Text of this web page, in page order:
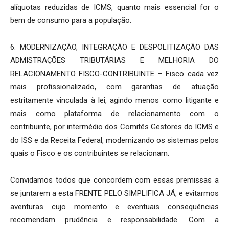
alíquotas reduzidas de ICMS, quanto mais essencial for o
bem de consumo para a população.
6. MODERNIZAÇÃO, INTEGRAÇÃO E DESPOLITIZAÇÃO DAS
ADMISTRAÇÕES TRIBUTÁRIAS E MELHORIA DO
RELACIONAMENTO FISCO-CONTRIBUINTE – Fisco cada vez
mais profissionalizado, com garantias de atuação
estritamente vinculada à lei, agindo menos como litigante e
mais como plataforma de relacionamento com o
contribuinte, por intermédio dos Comitês Gestores do ICMS e
do ISS e da Receita Federal, modernizando os sistemas pelos
quais o Fisco e os contribuintes se relacionam.
Convidamos todos que concordem com essas premissas a
se juntarem a esta FRENTE PELO SIMPLIFICA JÁ, e evitarmos
aventuras cujo momento e eventuais consequências
recomendam prudência e responsabilidade. Com a